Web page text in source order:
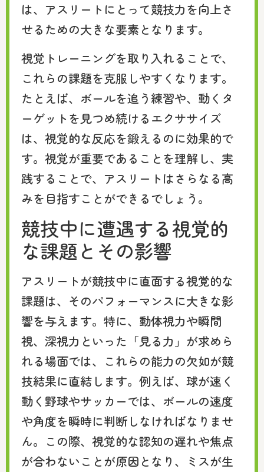
は、アスリートにとって競技力を向上さ
せるための大きな要素となります。
視覚トレーニングを取り入れることで、
これらの課題を克服しやすくなります。
たとえば、ボールを追う練習や、動くタ
ーゲットを見つめ続けるエクササイズ
は、視覚的な反応を鍛えるのに効果的で
す。視覚が重要であることを理解し、実
践することで、アスリートはさらなる高
みを目指すことができるでしょう。
競技中に遭遇する視覚的
な課題とその影響
アスリートが競技中に直面する視覚的な
課題は、そのパフォーマンスに大きな影
響を与えます。特に、動体視力や瞬間
視、深視力といった「見る力」が求めら
れる場面では、これらの能力の欠如が競
技結果に直結します。例えば、球が速く
動く野球やサッカーでは、ボールの速度
や角度を瞬時に判断しなければなりませ
ん。この際、視覚的な認知の遅れや焦点
が合わないことが原因となり、ミスが生